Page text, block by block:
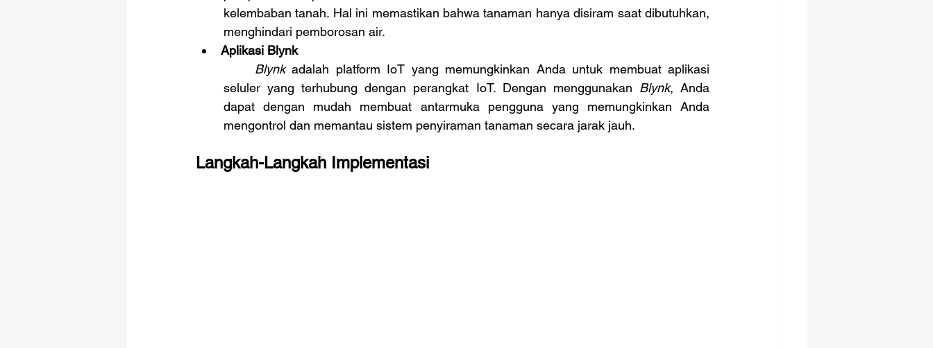
kelembaban tanah. Hal ini memastikan bahwa tanaman hanya disiram saat dibutuhkan,
menghindari pemborosan air.
Aplikasi Blynk
Blynk adalah platform IoT yang memungkinkan Anda untuk membuat aplikasi
seluler yang terhubung dengan perangkat IoT. Dengan menggunakan Blynk, Anda
dapat dengan mudah membuat antarmuka pengguna yang memungkinkan Anda
mengontrol dan memantau sistem penyiraman tanaman secara jarak jauh.
Langkah-Langkah Implementasi